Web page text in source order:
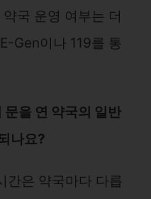
국 운영 여부는 더
Gen이나 119를 통
을 연 약국의 일반
나요?
간은 약국마다 다릅